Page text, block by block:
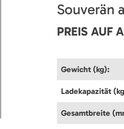
Souverän
PREIS AUF
Gewicht (kg):
Ladekapazität
Gesamtbreite